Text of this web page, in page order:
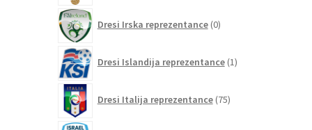
Dresi Irska reprezentance 0izdelkov
Dresi Islandija reprezentance 1izdelek
Dresi Italija reprezentance 75izdelkov